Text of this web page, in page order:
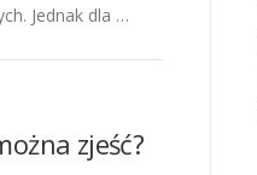
Jednak dla …
zjeść?